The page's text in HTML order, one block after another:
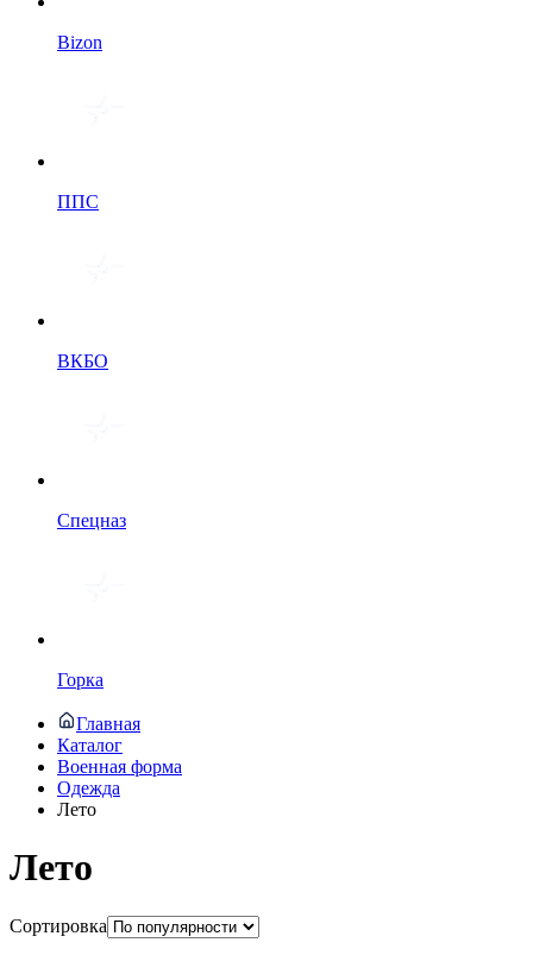
Bizon
ППС
ВКБО
Спецназ
Горка
Главная
Каталог
Военная форма
Одежда
Лето
Лето
Сортировка